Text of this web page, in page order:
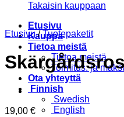
Takaisin kauppaan
Etusivu
Kauppa
Tietoa meistä
Tietoa meistä
Toimitus. ja
Ota yhteyttä
Finnish
Swedish
English
Etusivu / Tuotepaketit
19,00 €